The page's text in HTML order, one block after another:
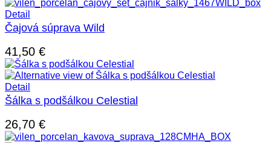
Detail
Čajová súprava Wild
41,50 €
Detail
Šálka s podšálkou Celestial
26,70 €